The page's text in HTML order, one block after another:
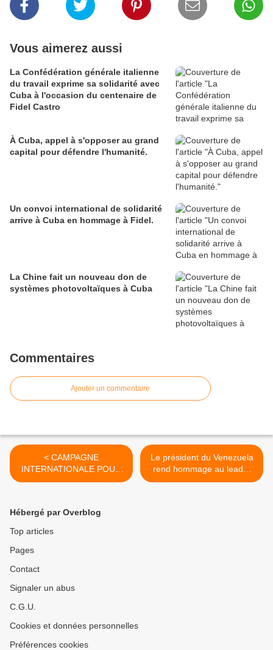
Vous aimerez aussi
La Confédération générale italienne
du travail exprime sa solidarité avec
Cuba à l'occasion du centenaire de
Fidel Castro
À Cuba, appel à s'opposer au grand
capital pour défendre l'humanité.
Un convoi international de solidarité
arrive à Cuba en hommage à Fidel.
La Chine fait un nouveau don de
systèmes photovoltaïques à Cuba
Commentaires
Ajouter un commentaire
< CAMPAGNE
INTERNATIONALE POUR
LA LIBÉRATION DE LA
Le président du Venezuela
rend hommage au leader
bolivarien Hugo Chavez >
Hébergé par Overblog
Top articles
Pages
Contact
Signaler un abus
C.G.U.
Cookies et données personnelles
Préférences cookies